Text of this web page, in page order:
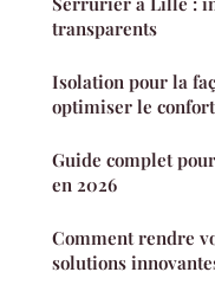
transparents
Isolation pour la
optimiser le
Guide complet
en 2026
Comment rendre
solutions